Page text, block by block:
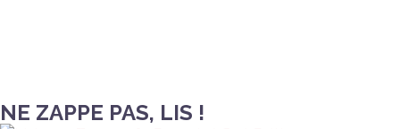
NE ZAPPE PAS, LIS !